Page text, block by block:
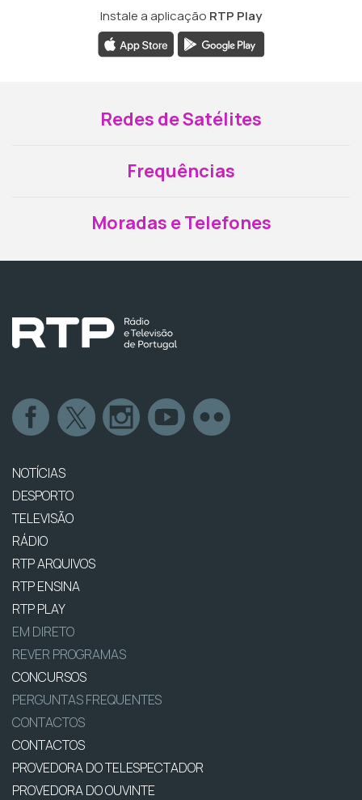
Instale a aplicação RTP Play
Redes de Satélites
Frequências
Moradas e Telefones
NOTÍCIAS
DESPORTO
TELEVISÃO
RÁDIO
RTP ARQUIVOS
RTP ENSINA
RTP PLAY
EM DIRETO
REVER PROGRAMAS
CONCURSOS
PERGUNTAS FREQUENTES
CONTACTOS
CONTACTOS
PROVEDORA DO TELESPECTADOR
PROVEDORA DO OUVINTE